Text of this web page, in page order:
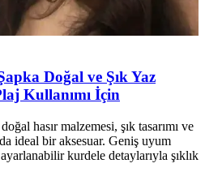
Doğal ve Şık Yaz
Kullanımı İçin
hasır malzemesi, şık tasarımı ve
ideal bir aksesuar. Geniş uyum
kurdele detaylarıyla şıklık